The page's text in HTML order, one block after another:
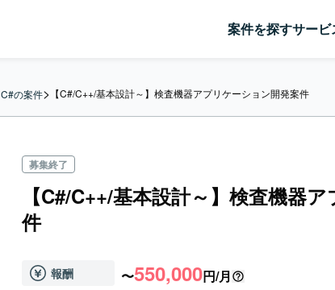
案件を探すサービ
C#の案件> 【C#/C++/基本設計～】検査機器アプリケーション開発案件
募集終了
【C#/C++/基本設計～】検査機器
件
報酬 〜550,000円/月